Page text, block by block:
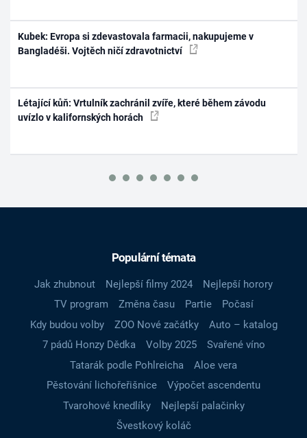
Kubek: Evropa si zdevastovala farmacii, nakupujeme v
Bangladéši. Vojtěch ničí zdravotnictví
Létající kůň: Vrtulník zachránil zvíře, které během závodu
uvízlo v kalifornských horách
Populární témata
Jak zhubnout Nejlepší filmy 2024
Nejlepší horory
TV program
Změna času Partie
Počasí
Kdy budou volby
ZOO Nové začátky
Auto – katalog
7 pádů Honzy Dědka
Volby 2025
Svařené víno
Tatarák podle Pohlreicha
Aloe vera
Pěstování lichořeřišnice
Výpočet ascendentu
Tvarohové knedlíky
Nejlepší palačinky
Švestkový koláč